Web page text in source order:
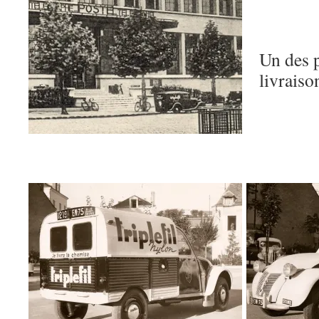
Un des